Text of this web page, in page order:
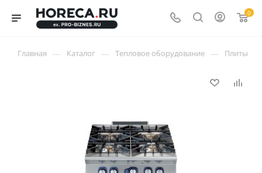
0
Главная — Каталог — Тепловое оборудование — Плиты